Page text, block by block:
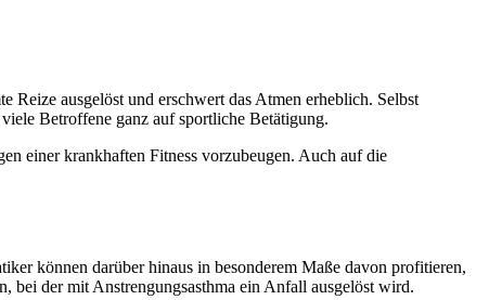
ausgelöst und erschwert das Atmen erheblich. Selbst
Betroffene ganz auf sportliche Betätigung.
einer krankhaften Fitness vorzubeugen. Auch auf die
können darüber hinaus in besonderem Maße davon profitieren,
bei der mit Anstrengungsasthma ein Anfall ausgelöst wird.